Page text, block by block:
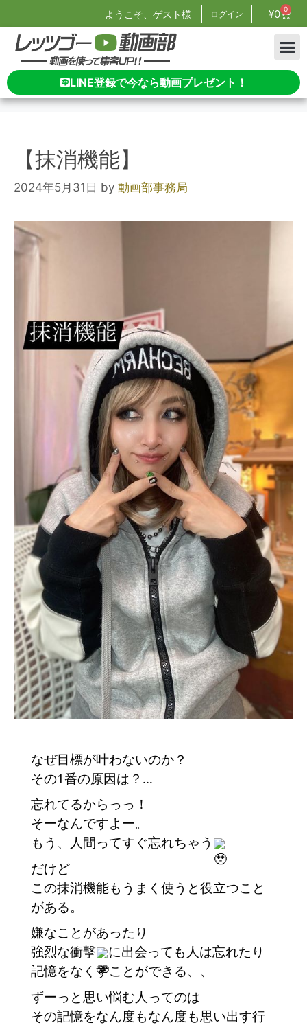
ようこそ、ゲスト様 ログイン ¥0 0
LINE登録で今なら動画プレゼント！
【抹消機能】
2024年5月31日 by 動画部事務局
なぜ目標が叶わないのか？
その1番の原因は？…
忘れてるからっっ！
そーなんですよー。
もう、人間ってすぐ忘れちゃう
だけど
この抹消機能もうまく使うと役立つこと
がある。
嫌なことがあったり
強烈な衝撃
に出会っても人は忘れたり
記憶をなくすことができる、、
ずーっと思い悩む人ってのは
その記憶をなん度もなん度も思い出す行